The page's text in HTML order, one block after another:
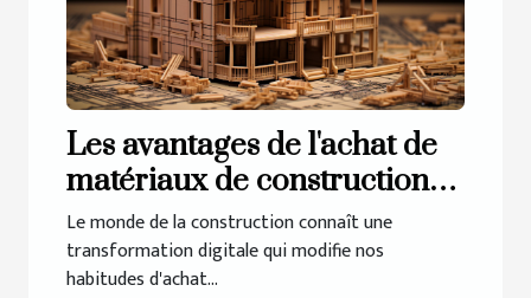
Les avantages de l'achat de
matériaux de construction
en ligne
Le monde de la construction connaît une
transformation digitale qui modifie nos
habitudes d'achat...